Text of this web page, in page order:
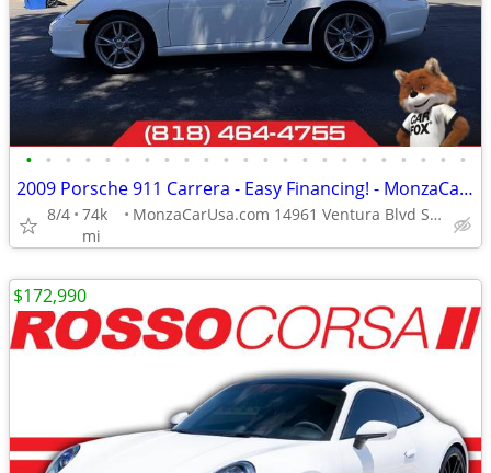
• • • • • • • • • • • • • • • • • • • • • • •
2009 Porsche 911 Carrera - Easy Financing! - MonzaCarUsa.com
8/4 74k
mi
MonzaCarUsa.com 14961 Ventura Blvd Sherman Oaks
$172,990